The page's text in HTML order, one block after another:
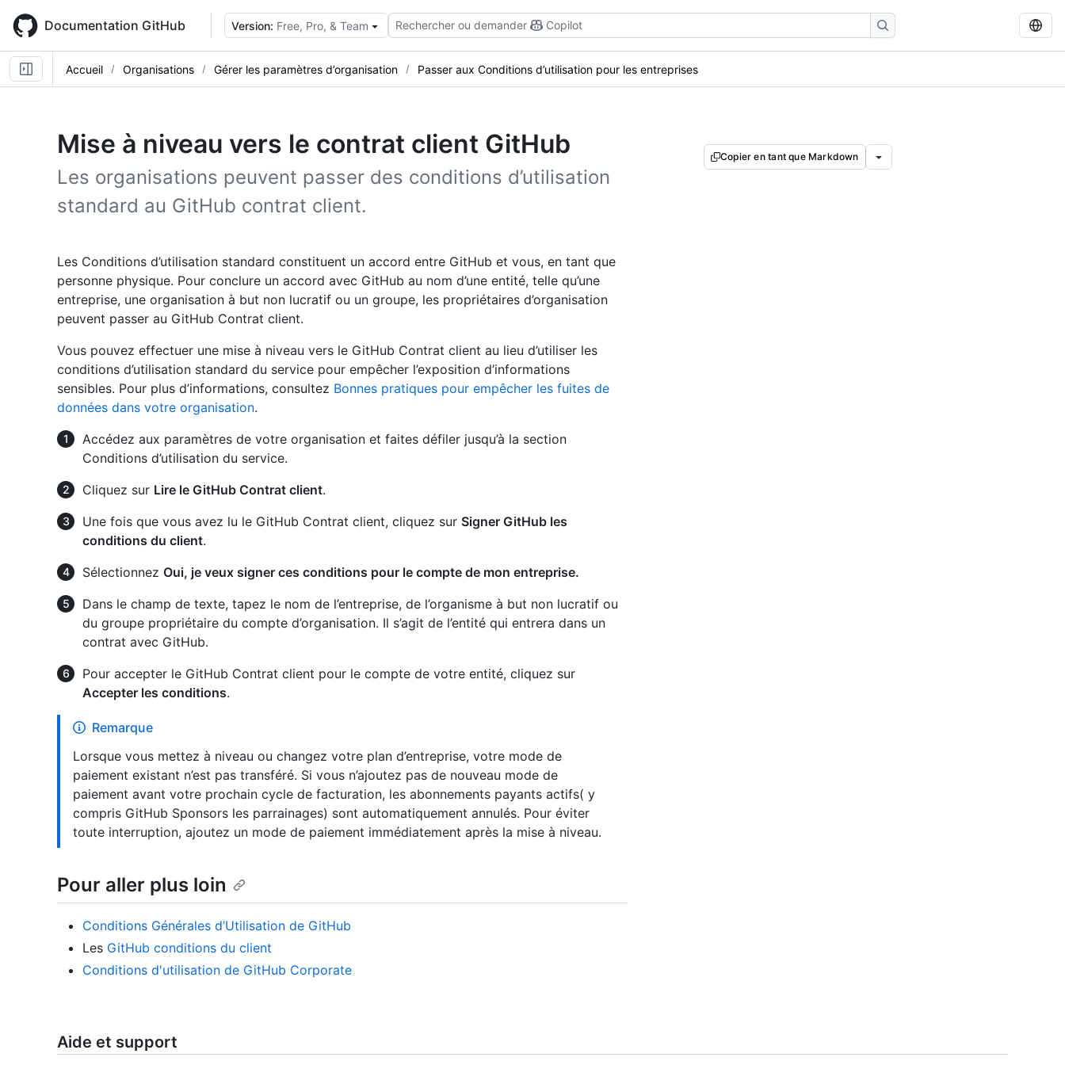
main
content
Documentation GitHub Version: Free, Pro, & Team Rechercher ou demander Copilot
Accueil Organisations Gérer les paramètres d’organisation Passer aux Conditions d’utilisation pour les entreprises
Mise à niveau vers le contrat client GitHub
Les organisations peuvent passer des conditions d’utilisation
standard au GitHub contrat client.
Copier en tant que Markdown
Les Conditions d’utilisation standard constituent un accord entre GitHub et vous, en tant que
personne physique. Pour conclure un accord avec GitHub au nom d’une entité, telle qu’une
entreprise, une organisation à but non lucratif ou un groupe, les propriétaires d’organisation
peuvent passer au GitHub Contrat client.
Vous pouvez effectuer une mise à niveau vers le GitHub Contrat client au lieu d’utiliser les
conditions d’utilisation standard du service pour empêcher l’exposition d’informations
sensibles. Pour plus d’informations, consultez Bonnes pratiques pour empêcher les fuites de
données dans votre organisation.
Accédez aux paramètres de votre organisation et faites défiler jusqu’à la section
Conditions d’utilisation du service.
Cliquez sur Lire le GitHub Contrat client.
Une fois que vous avez lu le GitHub Contrat client, cliquez sur Signer GitHub les
conditions du client.
Sélectionnez Oui, je veux signer ces conditions pour le compte de mon entreprise.
Dans le champ de texte, tapez le nom de l’entreprise, de l’organisme à but non lucratif ou
du groupe propriétaire du compte d’organisation. Il s’agit de l’entité qui entrera dans un
contrat avec GitHub.
Pour accepter le GitHub Contrat client pour le compte de votre entité, cliquez sur
Accepter les conditions.
Remarque
Lorsque vous mettez à niveau ou changez votre plan d’entreprise, votre mode de
paiement existant n’est pas transféré. Si vous n’ajoutez pas de nouveau mode de
paiement avant votre prochain cycle de facturation, les abonnements payants actifs( y
compris GitHub Sponsors les parrainages) sont automatiquement annulés. Pour éviter
toute interruption, ajoutez un mode de paiement immédiatement après la mise à niveau.
Pour aller plus loin
Conditions Générales d’Utilisation de GitHub
Les GitHub conditions du client
Conditions d'utilisation de GitHub Corporate
Aide et support